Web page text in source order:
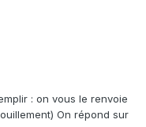
: on vous le renvoie
On répond sur